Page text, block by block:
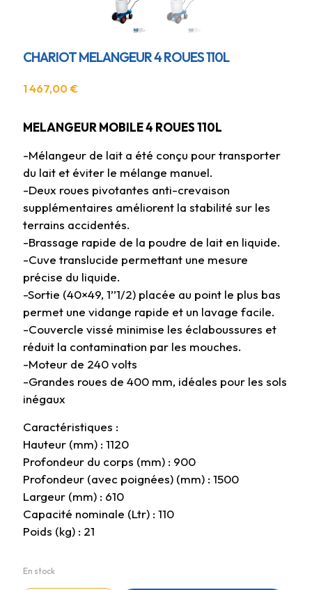
CHARIOT MELANGEUR 4 ROUES 110L
1 467,00 €
MELANGEUR MOBILE 4 ROUES 110L
-Mélangeur de lait a été conçu pour transporter
du lait et éviter le mélange manuel.
-Deux roues pivotantes anti-crevaison
supplémentaires améliorent la stabilité sur les
terrains accidentés.
-Brassage rapide de la poudre de lait en liquide.
-Cuve translucide permettant une mesure
précise du liquide.
-Sortie (40×49, 1’’1/2) placée au point le plus bas
permet une vidange rapide et un lavage facile.
-Couvercle vissé minimise les éclaboussures et
réduit la contamination par les mouches.
-Moteur de 240 volts
-Grandes roues de 400 mm, idéales pour les sols
inégaux
Caractéristiques :
Hauteur (mm) : 1120
Profondeur du corps (mm) : 900
Profondeur (avec poignées) (mm) : 1500
Largeur (mm) : 610
Capacité nominale (Ltr) : 110
Poids (kg) : 21
En stock